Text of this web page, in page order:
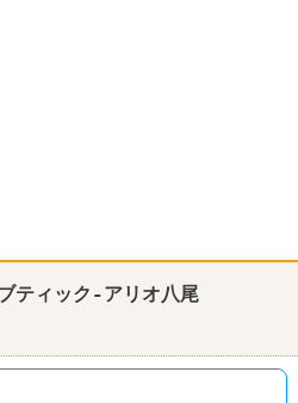
ティック-アリオ八尾